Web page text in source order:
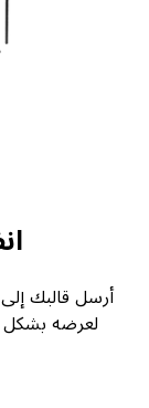
لعرضه بشكل